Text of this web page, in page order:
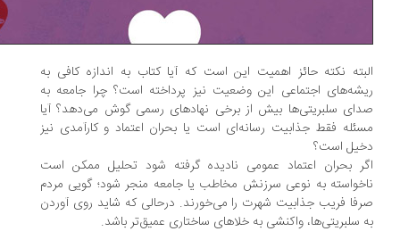
نکته حائز اهمیت این است که آیا کتاب به اندازه کافی به
اجتماعی این وضعیت نیز پرداخته است؟ چرا جامعه به
سلبریتی‌ها بیش از برخی نهادهای رسمی گوش می‌دهد؟ آیا
فقط جذابیت رسانه‌ای است یا بحران اعتماد و کارآمدی نیز
است؟
بحران اعتماد عمومی نادیده گرفته شود تحلیل ممکن است
به نوعی سرزنش مخاطب یا جامعه منجر شود؛ گویی مردم
فریب جذابیت شهرت را می‌خورند. درحالی که شاید روی آوردن
سلبریتی‌ها، واکنشی به خلاهای ساختاری عمیق‌تر باشد.